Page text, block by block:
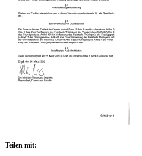
Teilen mit: